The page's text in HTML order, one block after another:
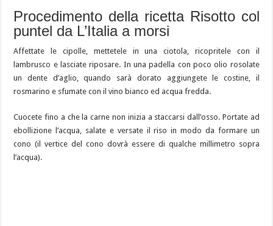
Procedimento della ricetta Risotto col
puntel da L’Italia a morsi
Affettate le cipolle, mettetele in una ciotola, ricopritele con il
lambrusco e lasciate riposare. In una padella con poco olio rosolate
un dente d’aglio, quando sarà dorato aggiungete le costine, il
rosmarino e sfumate con il vino bianco ed acqua fredda.
Cuocete fino a che la carne non inizia a staccarsi dall’osso. Portate ad
ebollizione l’acqua, salate e versate il riso in modo da formare un
cono (il vertice del cono dovrà essere di qualche millimetro sopra
l’acqua).